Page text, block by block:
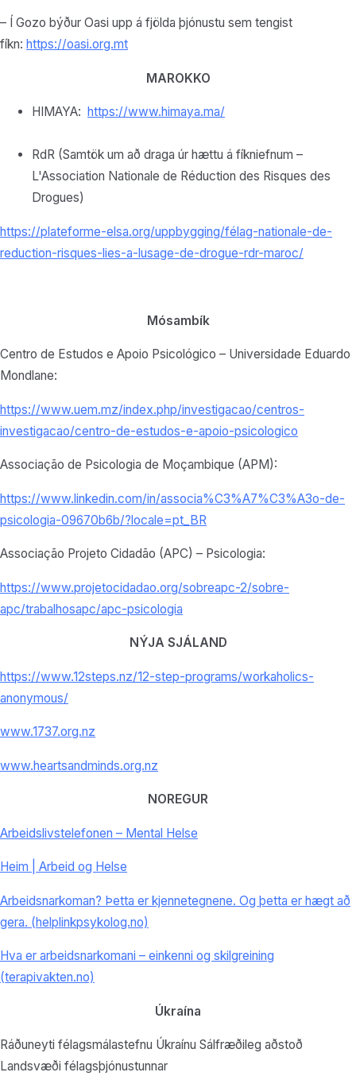
– Í Gozo býður Oasi upp á fjölda þjónustu sem tengist
fíkn: https://oasi.org.mt
MAROKKO
HIMAYA: https://www.himaya.ma/
RdR (Samtök um að draga úr hættu á fíkniefnum –
L'Association Nationale de Réduction des Risques des
Drogues)
https://plateforme-elsa.org/uppbygging/félag-nationale-de-
reduction-risques-lies-a-lusage-de-drogue-rdr-maroc/
Mósambík
Centro de Estudos e Apoio Psicológico – Universidade Eduardo
Mondlane:
https://www.uem.mz/index.php/investigacao/centros-
investigacao/centro-de-estudos-e-apoio-psicologico
Associação de Psicologia de Moçambique (APM):
https://www.linkedin.com/in/associa%C3%A7%C3%A3o-de-
psicologia-09670b6b/?locale=pt_BR
Associação Projeto Cidadão (APC) – Psicologia:
https://www.projetocidadao.org/sobreapc-2/sobre-
apc/trabalhosapc/apc-psicologia
NÝJA SJÁLAND
https://www.12steps.nz/12-step-programs/workaholics-
anonymous/
www.1737.org.nz
www.heartsandminds.org.nz
NOREGUR
Arbeidslivstelefonen – Mental Helse
Heim | Arbeid og Helse
Arbeidsnarkoman? Þetta er kjennetegnene. Og þetta er hægt að
gera. (helplinkpsykolog.no)
Hva er arbeidsnarkomani – einkenni og skilgreining
(terapivakten.no)
Úkraína
Ráðuneyti félagsmálastefnu Úkraínu Sálfræðileg aðstoð
Landsvæði félagsþjónustunnar